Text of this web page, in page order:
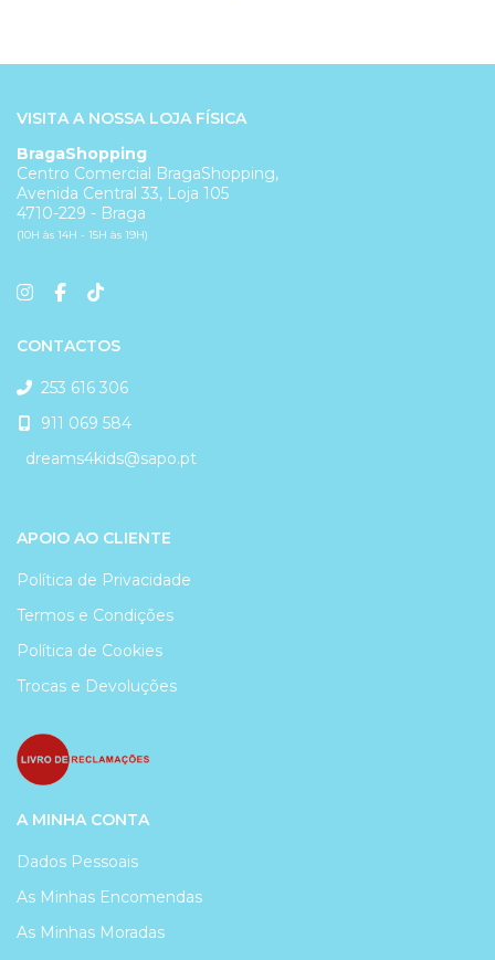
VISITA A NOSSA LOJA FÍSICA
BragaShopping
Centro Comercial BragaShopping,
Avenida Central 33, Loja 105
4710-229 - Braga
(10H às 14H - 15H às 19H)
CONTACTOS
253 616 306
911 069 584
dreams4kids@sapo.pt
APOIO AO CLIENTE
Política de Privacidade
Termos e Condições
Política de Cookies
Trocas e Devoluções
A MINHA CONTA
Dados Pessoais
As Minhas Encomendas
As Minhas Moradas